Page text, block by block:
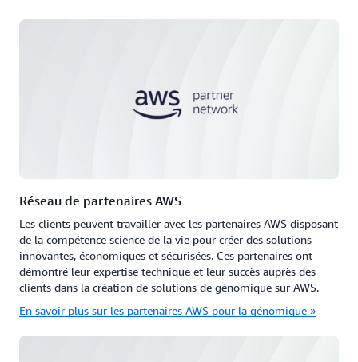
Réseau de partenaires AWS
Les clients peuvent travailler avec les partenaires AWS disposant
de la compétence science de la vie pour créer des solutions
innovantes, économiques et sécurisées. Ces partenaires ont
démontré leur expertise technique et leur succès auprès des
clients dans la création de solutions de génomique sur AWS.
En savoir plus sur les partenaires AWS pour la génomique »